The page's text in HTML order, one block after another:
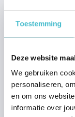
Toestemming
Deze website
We gebruiken
personaliseren,
en om ons
informatie over
Transparant bieden
Aankoop
Stap voor stap
Zoekprofiel aanmaken